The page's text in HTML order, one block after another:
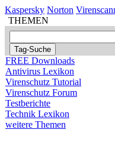
Kaspersky Norton
THEMEN
FREE Downloads
Antivirus Lexikon
Virenschutz Tutorial
Virenschutz Forum
Testberichte
Technik Lexikon
weitere Themen